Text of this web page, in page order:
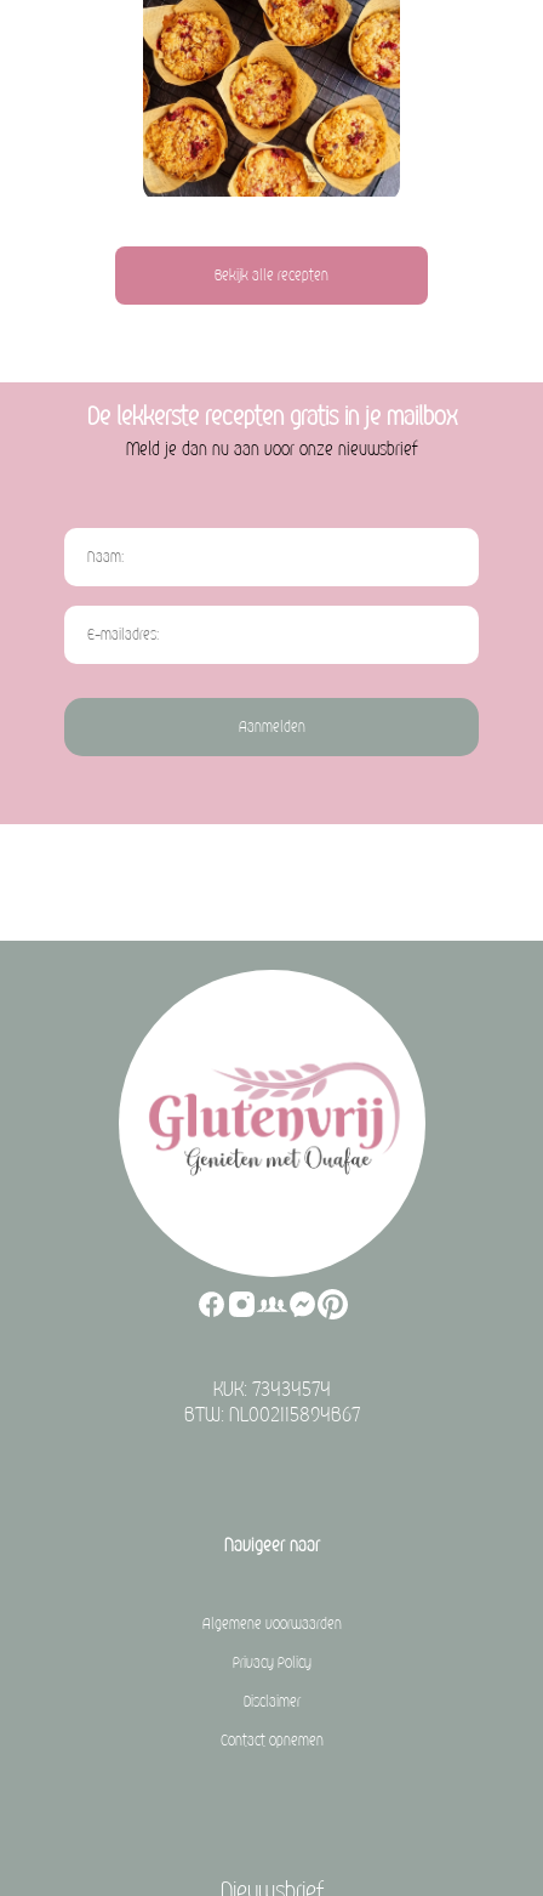
De lekkerste recepten gratis in je mailbox
Meld je dan nu aan voor onze nieuwsbrief
Aanmelden
Bekijk alle recepten
KVK: 73434574
BTW: NL002115894B67
Navigeer naar
Algemene voorwaarden
Privacy Policy
Disclaimer
Contact opnemen